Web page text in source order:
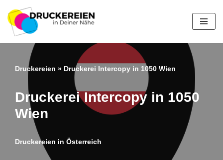
Zum
Inhalt
springen
Druckereien » Druckerei Intercopy in 1050 Wien
Druckerei Intercopy in 1050
Wien
Druckereien in Österreich